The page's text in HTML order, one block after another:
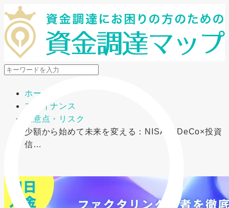
メニューを開閉
ホーム
ファイナンス
注意点・リスク
少額から始めて未来を変える：NISA・iDeCo×投資
信…